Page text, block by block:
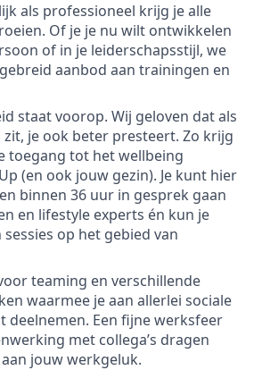
als professioneel krijg je alle
Of je je nu wilt ontwikkelen
of in je leiderschapsstijl, we
aanbod aan trainingen en
staat voorop. Wij geloven dat als
zit, je ook beter presteert. Zo krijg
toegang tot het wellbeing
(en ook jouw gezin). Je kunt hier
binnen 36 uur in gesprek gaan
en lifestyle experts én kun je
op het gebied van
teaming en verschillende
waarmee je aan allerlei sociale
deelnemen. Een fijne werksfeer
met collega’s dragen
jouw werkgeluk.